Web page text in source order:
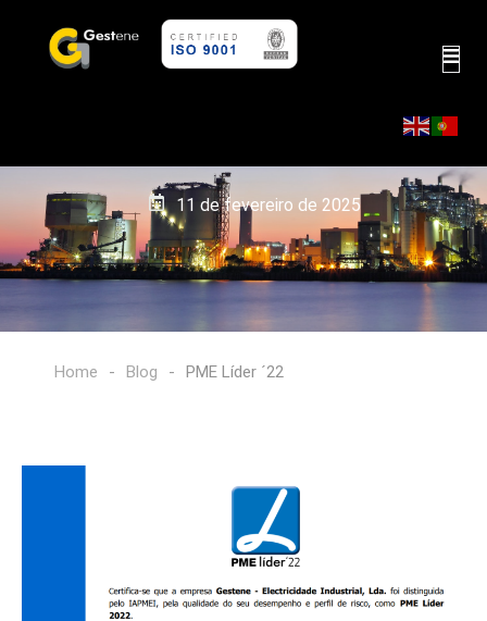
11 de fevereiro de 2025
Home - Blog - PME Líder ´22